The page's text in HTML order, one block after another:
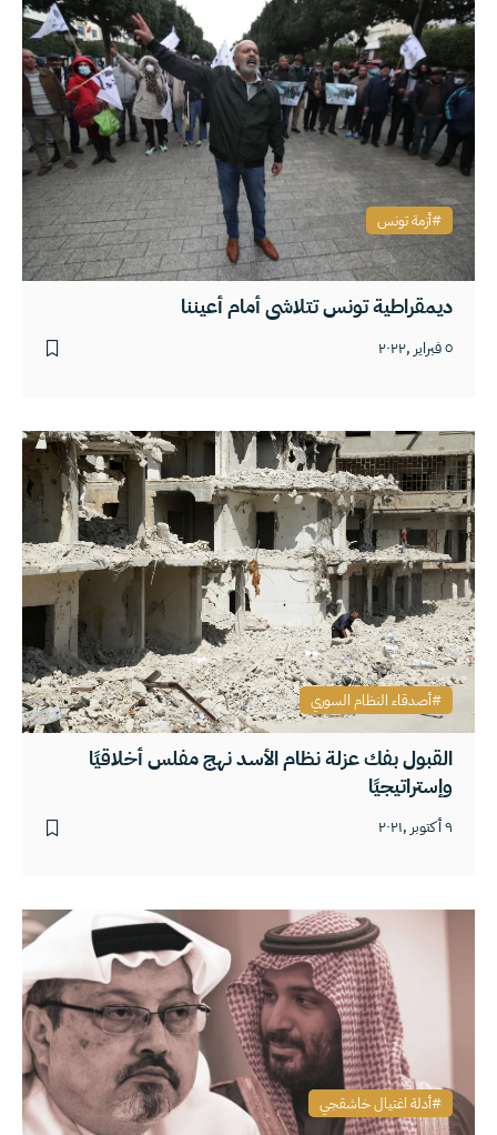
ديمقراطية تونس تتلاشى أمام أعيننا
٥ فبراير ,٢٠٢٢
أزمة تونس
القبول بفك عزلة نظام الأسد نهج مفلس أخلاقيًا
وإستراتيجيًا
٩ أكتوبر ,٢٠٢١
أصدقاء النظام السوري
أدلة اغتيال خاشقجي